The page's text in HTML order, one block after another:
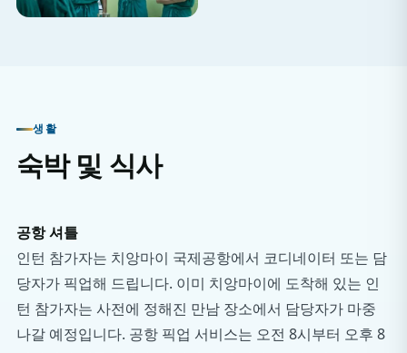
생활
숙박 및 식사
공항 셔틀
인턴 참가자는 치앙마이 국제공항에서 코디네이터 또는 담
당자가 픽업해 드립니다. 이미 치앙마이에 도착해 있는 인
턴 참가자는 사전에 정해진 만남 장소에서 담당자가 마중
나갈 예정입니다. 공항 픽업 서비스는 오전 8시부터 오후 8